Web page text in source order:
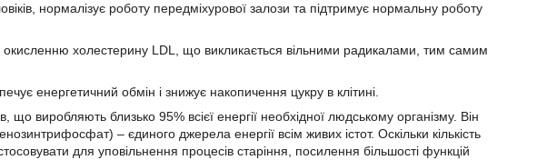
нормалізує роботу передміхурової залози та підтримує нормальну роботу
окисленню холестерину LDL, що викликається вільними радикалами, тим самим
енергетичний обмін і знижує накопичення цукру в клітині.
що виробляють близько 95% всієї енергії необхідної людському організму. Він
– єдиного джерела енергії всім живих істот. Оскільки кількість
для уповільнення процесів старіння, посилення більшості функцій